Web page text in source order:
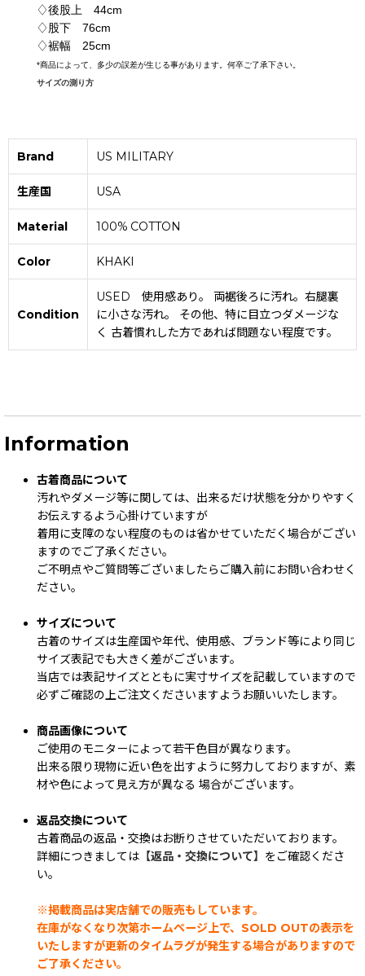
♢後股上 44cm
♢股下 76cm
♢裾幅 25cm
*商品によって、多少の誤差が生じる事があります。何卒ご了承下さい。
サイズの測り方
Brand US MILITARY
生産国 USA
Material 100% COTTON
Color KHAKI
Condition
USED 使用感あり。 両裾後ろに汚れ。右腿裏
に小さな汚れ。 その他、特に目立つダメージな
く 古着慣れした方であれば問題ない程度です。
Information
古着商品について
汚れやダメージ等に関しては、出来るだけ状態を分かりやすく
お伝えするよう心掛けていますが
着用に支障のない程度のものは省かせていただく場合がござい
ますのでご了承ください。
ご不明点やご質問等ございましたらご購入前にお問い合わせく
ださい。
サイズについて
古着のサイズは生産国や年代、使用感、ブランド等により同じ
サイズ表記でも大きく差がございます。
当店では表記サイズとともに実寸サイズを記載していますので
必ずご確認の上ご注文くださいますようお願いいたします。
商品画像について
ご使用のモニターによって若干色目が異なります。
出来る限り現物に近い色を出すように努力しておりますが、素
材や色によって見え方が異なる 場合がございます。
返品交換について
古着商品の返品・交換はお断りさせていただいております。
詳細につきましては 【返品・交換について】 をご確認くださ
い。
※掲載商品は実店舗での販売もしています。
在庫がなくなり次第ホームページ上で、SOLD OUTの表示を
いたしますが更新のタイムラグが発生する場合がありますので
ご了承ください。